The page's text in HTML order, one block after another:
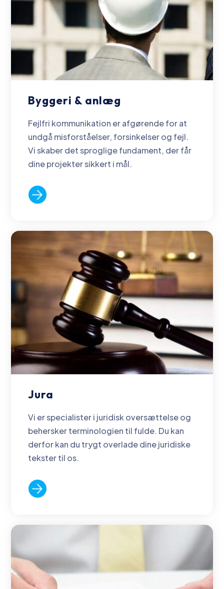
Byggeri & anlæg
Fejlfri kommunikation er afgørende for at
undgå misforståelser, forsinkelser og fejl.
Vi skaber det sproglige fundament, der får
dine projekter sikkert i mål.
Jura
Vi er specialister i juridisk oversættelse og
behersker terminologien til fulde. Du kan
derfor kan du trygt overlade dine juridiske
tekster til os.